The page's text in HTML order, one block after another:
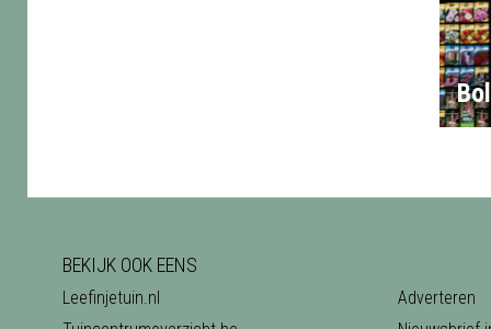
BEKIJK OOK EENS
Leefinjetuin.nl
Adverteren